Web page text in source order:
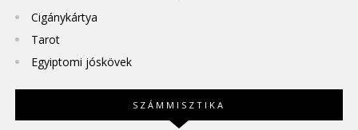
Cigánykártya
Tarot
Egyiptomi jóskövek
SZÁMMISZTIKA